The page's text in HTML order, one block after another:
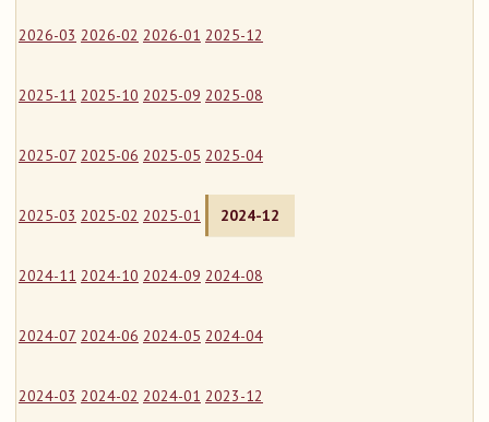
2026-03 2026-02 2026-01 2025-12
2025-11 2025-10 2025-09 2025-08
2025-07 2025-06 2025-05 2025-04
2025-03 2025-02 2025-01 2024-12
2024-11 2024-10 2024-09 2024-08
2024-07 2024-06 2024-05 2024-04
2024-03 2024-02 2024-01 2023-12